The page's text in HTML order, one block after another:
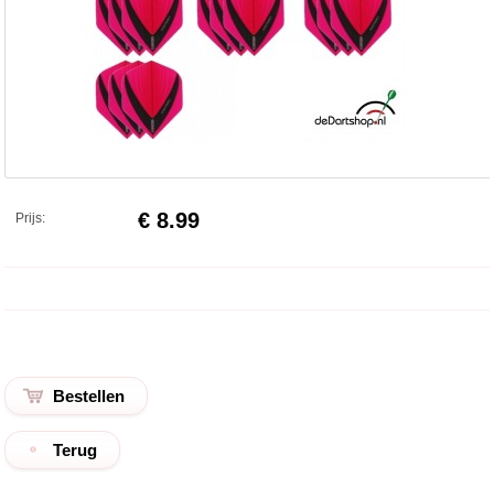
Prijs: € 8.99
Terug